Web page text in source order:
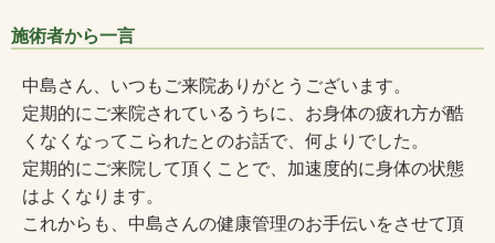
施術者から一言
中島さん、いつもご来院ありがとうございます。
定期的にご来院されているうちに、お身体の疲れ方が酷
くなくなってこられたとのお話で、何よりでした。
定期的にご来院して頂くことで、加速度的に身体の状態
はよくなります。
これからも、中島さんの健康管理のお手伝いをさせて頂